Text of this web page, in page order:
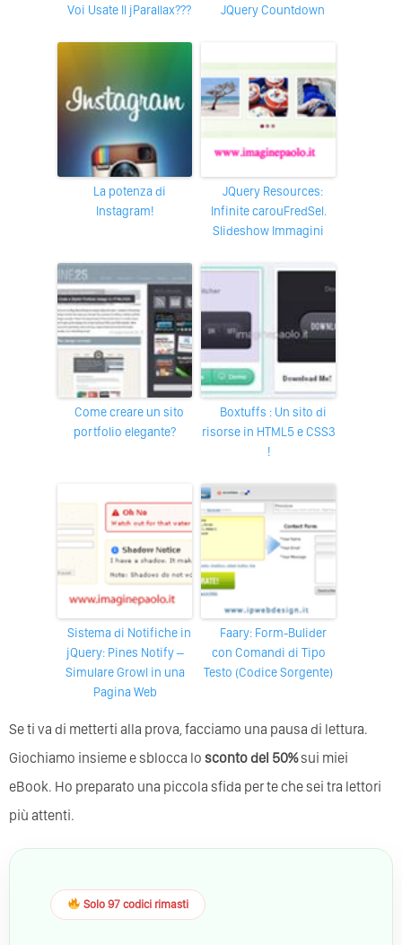
Voi Usate Il jParallax??? jQuery Countdown
La potenza di
Instagram!
jQuery Resources:
Infinite carouFredSel.
Slideshow Immagini
Come creare un sito
portfolio elegante?
Boxtuffs : Un sito di
risorse in HTML5 e CSS3
!
Sistema di Notifiche in
jQuery: Pines Notify –
Simulare Growl in una
Pagina Web
Faary: Form-Bulider
con Comandi di Tipo
Testo (Codice Sorgente)
Se ti va di metterti alla prova, facciamo una pausa di lettura.
Giochiamo insieme e sblocca lo sconto del 50%sui miei
eBook. Ho preparato una piccola sfida per te che sei tra lettori
più attenti.
Solo 97 codici rimasti